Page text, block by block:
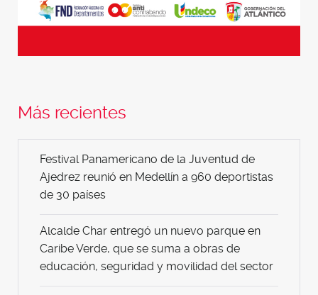
Más recientes
Festival Panamericano de la Juventud de
Ajedrez reunió en Medellín a 960 deportistas
de 30 países
Alcalde Char entregó un nuevo parque en
Caribe Verde, que se suma a obras de
educación, seguridad y movilidad del sector